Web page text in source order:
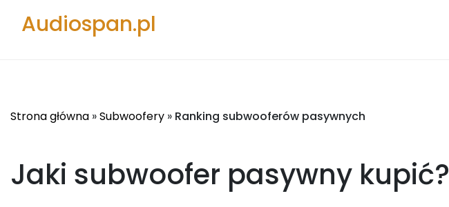
Audiospan.pl
Strona główna »Subwoofery » Ranking subwooferów pasywnych
Jaki subwoofer pasywny kupić?